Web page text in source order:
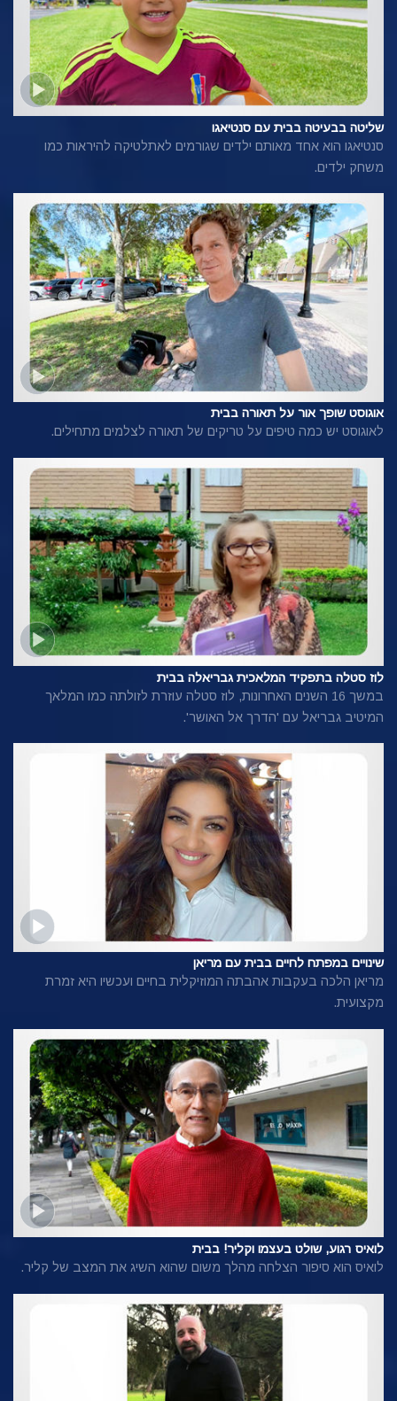
שליטה בבעיטה בבית עם סנטיאגו
סנטיאגו הוא אחד מאותם ילדים שגורמים לאתלטיקה להיראות כמו
משחק ילדים.
אוגוסט שופך אור על תאורה בבית
לאוגוסט יש כמה טיפים על טריקים של תאורה לצלמים מתחילים.
לוז סטלה בתפקיד המלאכית גבריאלה בבית
במשך 16 השנים האחרונות, לוז סטלה עוזרת לזולתה כמו המלאך
המיטיב גבריאל עם 'הדרך אל האושר'.
שינויים במפתח לחיים בבית עם מריאן
מריאן הלכה בעקבות אהבתה המוזיקלית בחיים ועכשיו היא זמרת
מקצועית.
לואיס רגוע, שולט בעצמו וקליר! בבית
לואיס הוא סיפור הצלחה מהלך משום שהוא השיג את המצב של קליר.